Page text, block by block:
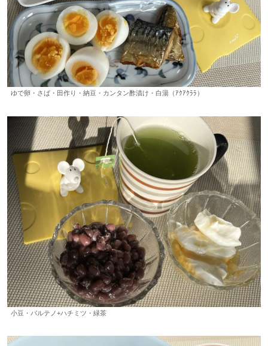
ゆで卵・さば・田作り・納豆・カンタン酢漬け・白湯（ｱｸｱｸﾗﾗ）
小豆・パルテノ+ハチミツ・緑茶